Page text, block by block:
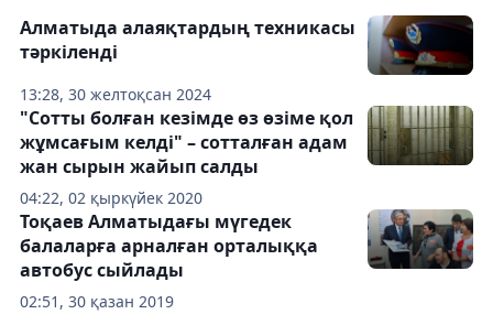
13:28, 30 желтоқсан 2024
Алматыда алаяқтардың техникасы
тәркіленді
04:22, 02 қыркүйек 2020
"Сотты болған кезімде өз өзіме қол
жұмсағым келді" – сотталған адам
жан сырын жайып салды
02:51, 30 қазан 2019
Тоқаев Алматыдағы мүгедек
балаларға арналған орталыққа
автобус сыйлады